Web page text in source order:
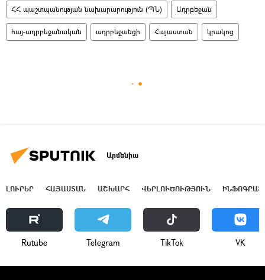
ՀՀ պաշտպանության նախարարություն (ՊՆ) Ադրբեջան
հայ-ադրբեջանական ադրբեջանցի Հայաստան կրակոց
Արմենիա
ԼՈՒՐԵՐ ՀԱՅԱՍՏԱՆ ԱՇԽԱՐՀ ՎԵՐԼՈՒԾՈՒԹՅՈՒՆ
Rutube Telegram ТikТоk VK